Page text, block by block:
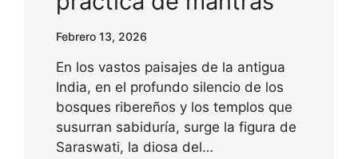
Febrero 13, 2026
En los vastos paisajes de la antigua
India, en el profundo silencio de los
bosques ribereños y los templos que
susurran sabiduría, surge la figura de
Saraswati, la diosa del…